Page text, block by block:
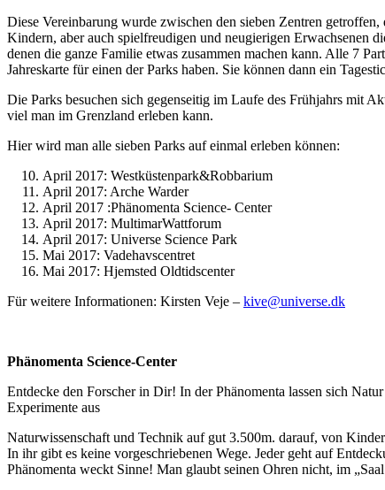
Diese Vereinbarung wurde zwischen den sieben Zentren
Kindern, aber auch spielfreudigen und neugierigen Erwachsenen
denen die ganze Familie etwas zusammen machen kann. Alle 7
Jahreskarte für einen der Parks haben. Sie können dann ein
Die Parks besuchen sich gegenseitig im Laufe des Frühjahrs mit
viel man im Grenzland erleben kann.
Hier wird man alle sieben Parks auf einmal erleben können:
April 2017: Westküstenpark&Robbarium
April 2017: Arche Warder
April 2017 :Phänomenta Science- Center
April 2017: MultimarWattforum
April 2017: Universe Science Park
Mai 2017: Vadehavscentret
Mai 2017: Hjemsted Oldtidscenter
Für weitere Informationen: Kirsten Veje – kive@universe.dk
Phänomenta Science-Center
Entdecke den Forscher in Dir! In der Phänomenta lassen sich
Experimente aus
Naturwissenschaft und Technik auf gut 3.500m. darauf, von
In ihr gibt es keine vorgeschriebenen Wege. Jeder geht auf
Phänomenta weckt Sinne! Man glaubt seinen Ohren nicht, im